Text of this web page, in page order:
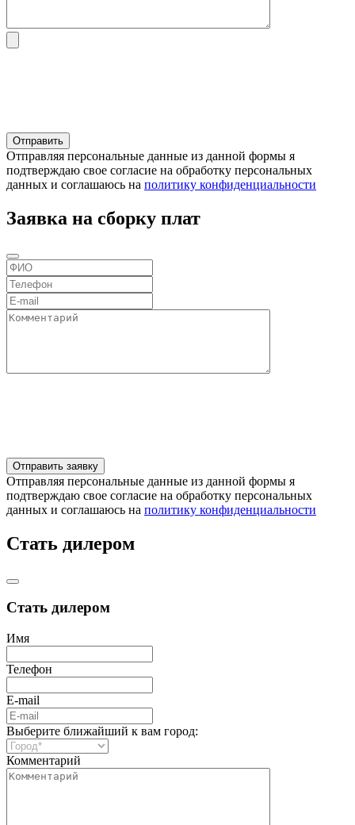
Отправляя персональные данные из данной формы я
подтверждаю свое согласие на обработку персональных
данных и соглашаюсь на политику конфиденциальности
Заявка на сборку плат
Отправляя персональные данные из данной формы я
подтверждаю свое согласие на обработку персональных
данных и соглашаюсь на политику конфиденциальности
Стать дилером
Стать дилером
Имя
Телефон
E-mail
Выберите ближайший к вам город:
Комментарий